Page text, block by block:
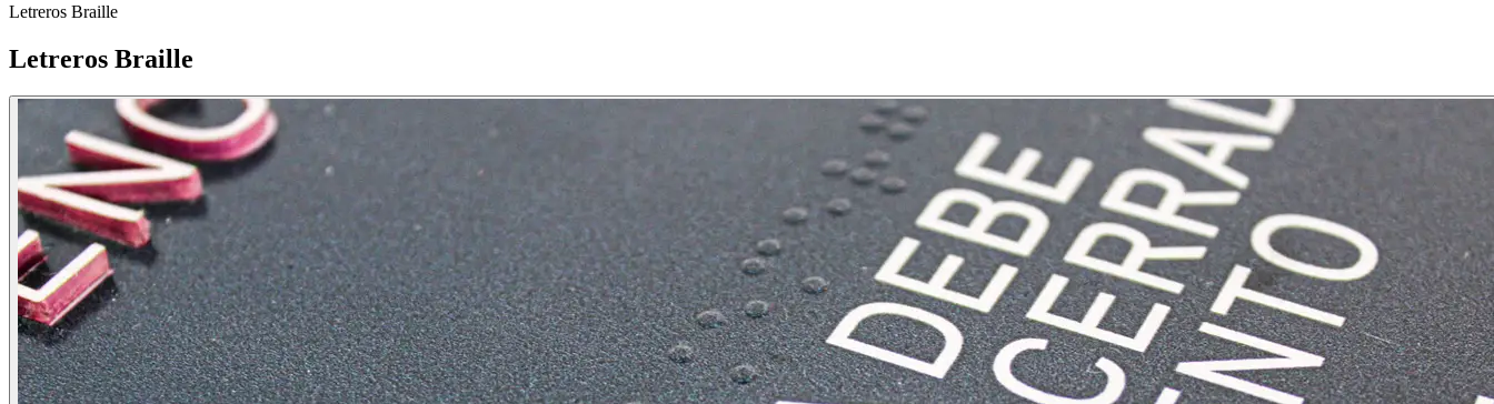
CotizarSeñalización para hoteles
Letreros Braille
Letreros Braille